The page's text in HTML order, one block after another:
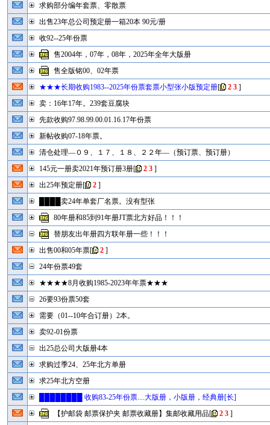
求购部分编年套票、零散票
出售23年总公司预定册一箱20本 90元/册
收92--25年份票
售2004年，07年，08年，2025年全年大版册
售全版铭00、02年票
★★★长期收购1983--2025年份票套票小型张小版预定册[ 2 3 ]
卖：16年17年。239套豆腐块
先款收购97.98.99.00.01.16.17年份票
新帖收购07-18年票。
清仓处理—０９、１７、１８、２２年—（预订票、预订册）
145元一册卖2021年预订册3册[ 2 3 ]
出25年预定册[ 2 ]
████卖24年单套厂名票。没有型张
80年册和85到91年册JT票北方好品！！！
替朋友出年册四方联年册一些！！！
出售00和05年票[ 2 ]
24年份票49套
★★★★8月收购1985-2023年年票★★★
26要93份票50套
需要（01--10年合订册）2本。
卖92-01份票
出25总公司大版册4本
求购过季24、25年北方单册
求25年北方空册
████████ 收购83-25年份票....大版册，小版册，经典册[长]
【护邮袋 邮票保护夹 邮票收藏册】集邮收藏用品[ 2 3 ]